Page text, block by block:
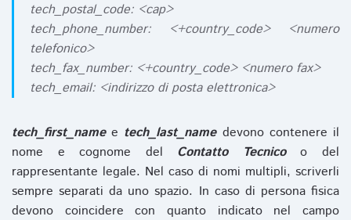
tech_postal_code: <cap>
tech_phone_number: <+country_code> <numero
telefonico>
tech_fax_number: <+country_code> <numero fax>
tech_email: <indirizzo di posta elettronica>
tech_first_namee tech_last_namedevono contenere il
nome e cognome del Contatto Tecnicoo del
rappresentante legale. Nel caso di nomi multipli, scriverli
sempre separati da uno spazio. In caso di persona fisica
devono coincidere con quanto indicato nel campo